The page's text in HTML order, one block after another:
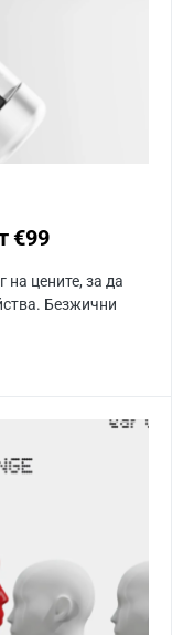
€99
цените, за да
Безжични